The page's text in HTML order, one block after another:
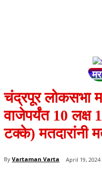
चंद्रपूर लोकसभा
वाजेपर्यंत 10 लक्ष
टक्के) मतदारांनी
By Vartaman Varta April 19, 2024